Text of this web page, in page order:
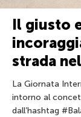
Il giusto
strada
La Giornata
intorno al
dall’hashtag